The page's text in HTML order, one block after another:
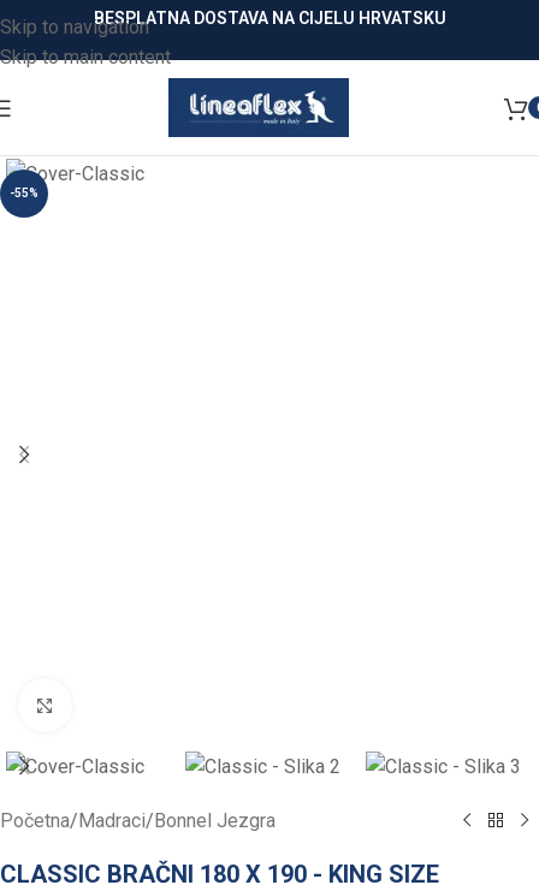
Skip to navigation
Skip to main content
BESPLATNA DOSTAVA NA CIJELU HRVATSKU
-55%
Početna/ Madraci/ Bonnel Jezgra
CLASSIC BRAČNI 180 X 190 - KING SIZE